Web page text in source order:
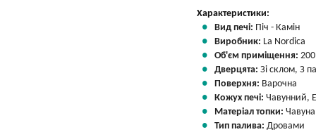
Характеристики:
Вид печі: Піч - Камін
Виробник: La Nordica
Об'єм приміщення:
Дверцята: Зі склом, З
Поверхня: Варочна
Кожух печі: Чавунний,
Матеріал топки: Чавуна
Тип палива: Дровами